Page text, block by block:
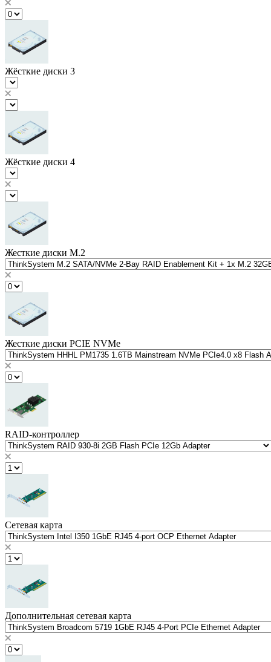
Жёсткие диски 3
Жёсткие диски 4
Жесткие диски M.2
Жесткие диски PCIE NVMe
RAID-контроллер
Сетевая карта
Дополнительная сетевая карта